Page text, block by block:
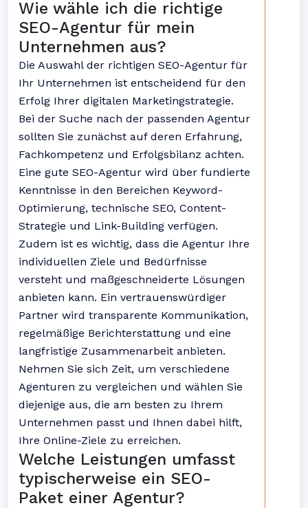
Wie wähle ich die richtige
SEO-Agentur für mein
Unternehmen aus?
Die Auswahl der richtigen SEO-Agentur für
Ihr Unternehmen ist entscheidend für den
Erfolg Ihrer digitalen Marketingstrategie.
Bei der Suche nach der passenden Agentur
sollten Sie zunächst auf deren Erfahrung,
Fachkompetenz und Erfolgsbilanz achten.
Eine gute SEO-Agentur wird über fundierte
Kenntnisse in den Bereichen Keyword-
Optimierung, technische SEO, Content-
Strategie und Link-Building verfügen.
Zudem ist es wichtig, dass die Agentur Ihre
individuellen Ziele und Bedürfnisse
versteht und maßgeschneiderte Lösungen
anbieten kann. Ein vertrauenswürdiger
Partner wird transparente Kommunikation,
regelmäßige Berichterstattung und eine
langfristige Zusammenarbeit anbieten.
Nehmen Sie sich Zeit, um verschiedene
Agenturen zu vergleichen und wählen Sie
diejenige aus, die am besten zu Ihrem
Unternehmen passt und Ihnen dabei hilft,
Ihre Online-Ziele zu erreichen.
Welche Leistungen umfasst
typischerweise ein SEO-
Paket einer Agentur?